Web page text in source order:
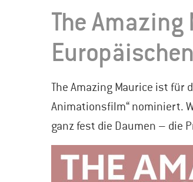
The
The Amazing Maurice ist für
Animationsfilm“ nominiert.
ganz fest die Daumen – die